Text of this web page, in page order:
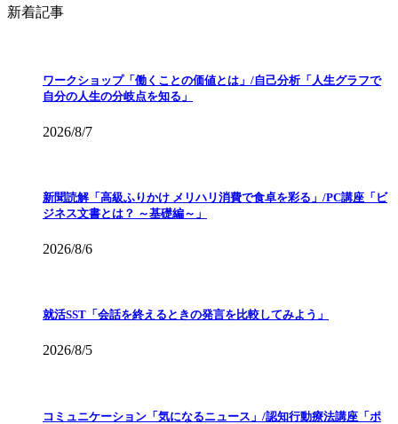
新着記事
ワークショップ「働くことの価値とは」/自己分析「人生グラフで
自分の人生の分岐点を知る」
2026/8/7
新聞読解「高級ふりかけ メリハリ消費で食卓を彩る」/PC講座「ビ
ジネス文書とは？ ～基礎編～」
2026/8/6
就活SST「会話を終えるときの発言を比較してみよう」
2026/8/5
コミュニケーション「気になるニュース」/認知行動療法講座「ポ